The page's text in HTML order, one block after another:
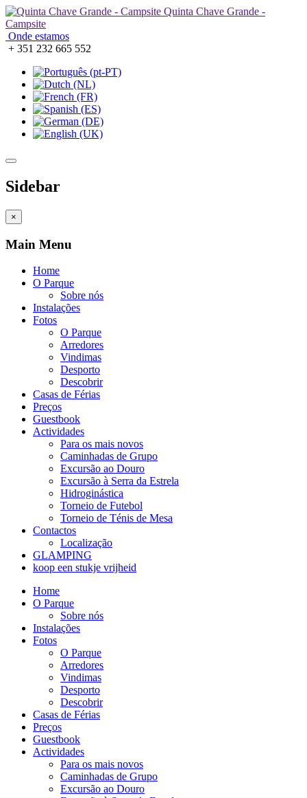
Quinta Chave Grande -
Campsite
Onde estamos
+ 351 232 665 552
Sidebar
×
Main Menu
Home
O Parque
Sobre nós
Instalações
Fotos
O Parque
Arredores
Vindimas
Desporto
Descobrir
Casas de Férias
Preços
Guestbook
Actividades
Para os mais novos
Caminhadas de Grupo
Excursão ao Douro
Excursão à Serra da Estrela
Hidroginástica
Torneio de Futebol
Torneio de Ténis de Mesa
Contactos
Localização
GLAMPING
koop een stukje vrijheid
Home
O Parque
Sobre nós
Instalações
Fotos
O Parque
Arredores
Vindimas
Desporto
Descobrir
Casas de Férias
Preços
Guestbook
Actividades
Para os mais novos
Caminhadas de Grupo
Excursão ao Douro